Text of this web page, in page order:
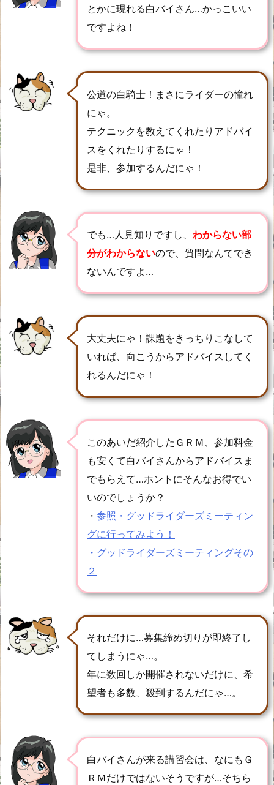
とかに現れる白バイさん…かっこいい
ですよね！
公道の白騎士！まさにライダーの憧れ
にゃ。
テクニックを教えてくれたりアドバイ
スをくれたりするにゃ！
是非、参加するんだにゃ！
でも…人見知りですし、 わからない部
分がわからないので、質問なんてでき
ないんですよ…
大丈夫にゃ！課題をきっちりこなして
いれば、向こうからアドバイスしてく
れるんだにゃ！
このあいだ紹介したＧＲＭ、参加料金
も安くて白バイさんからアドバイスま
でもらえて…ホントにそんなお得でい
いのでしょうか？
・ 参照・グッドライダーズミーティン
グに行ってみよう！
・グッドライダーズミーティングその
２
それだけに…募集締め切りが即終了し
てしまうにゃ…。
年に数回しか開催されないだけに、希
望者も多数、殺到するんだにゃ…。
白バイさんが来る講習会は、なにもＧ
ＲＭだけではないそうですが…そちら